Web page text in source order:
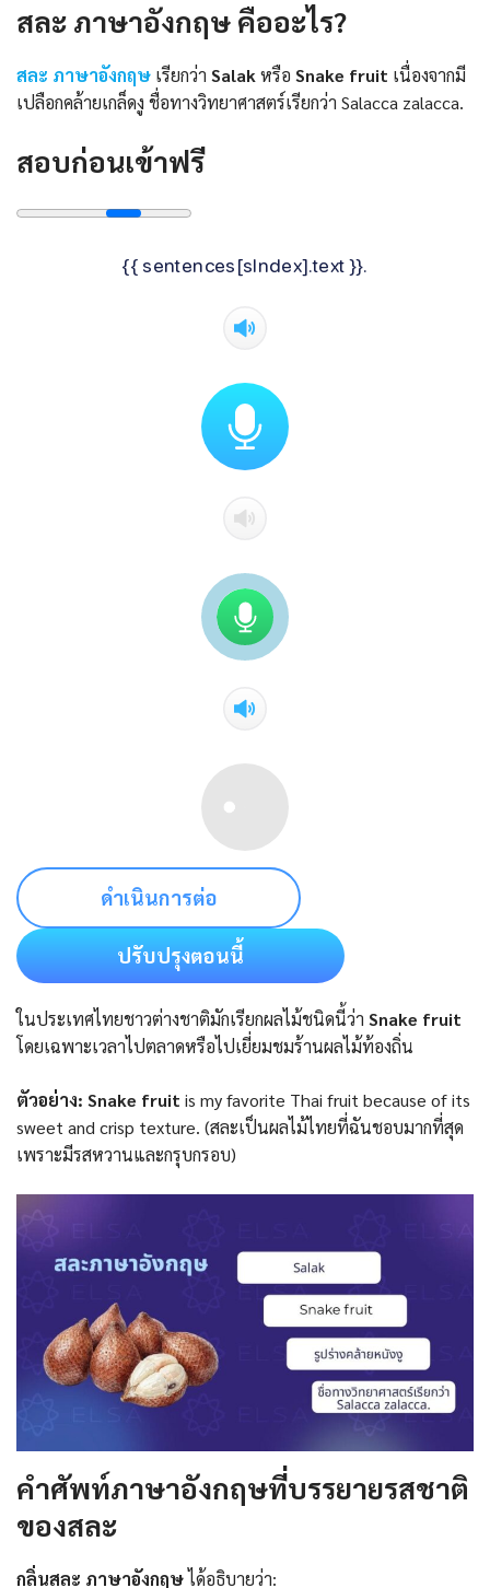
สละ ภาษาอังกฤษ คืออะไร?
สละ ภาษาอังกฤษ เรียกว่า Salak หรือ Snake fruit เนื่องจากมี
เปลือกคล้ายเกล็ดงู ชื่อทางวิทยาศาสตร์เรียกว่า Salacca zalacca.
สอบก่อนเข้าฟรี
{{ sentences[sIndex].text }}.
ดำเนินการต่อ
ปรับปรุงตอนนี้
ในประเทศไทยชาวต่างชาติมักเรียกผลไม้ชนิดนี้ว่า Snake fruit
โดยเฉพาะเวลาไปตลาดหรือไปเยี่ยมชมร้านผลไม้ท้องถิ่น
ตัวอย่าง: Snake fruit is my favorite Thai fruit because of its
sweet and crisp texture. (สละเป็นผลไม้ไทยที่ฉันชอบมากที่สุด
เพราะมีรสหวานและกรุบกรอบ)
คำศัพท์ภาษาอังกฤษที่บรรยายรสชาติ
ของสละ
กลิ่นสละ ภาษาอังกฤษได้อธิบายว่า: